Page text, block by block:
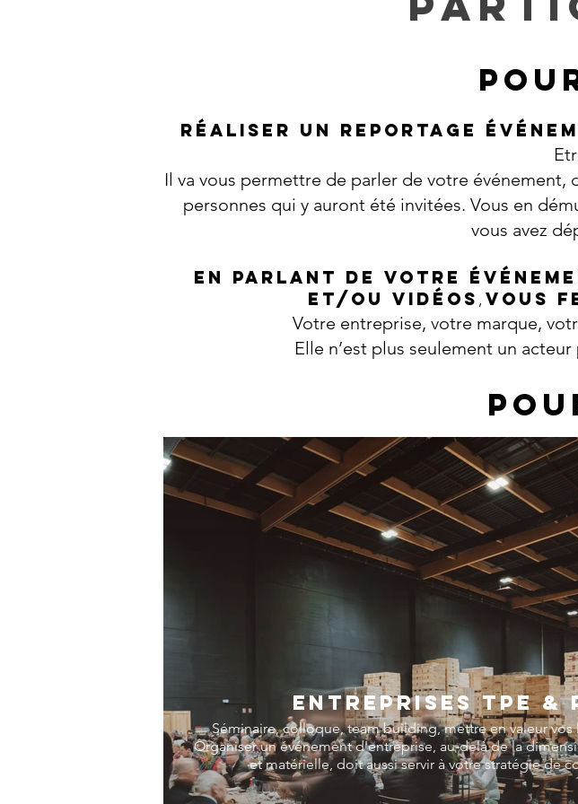
Réaliser un reportage
Il va vous permettre de parler de votre événement,
personnes qui y auront été invitées. Vous en
vous avez
En parlant de votre
et/ou vidéos , vous
Votre entreprise, votre marque,
Elle n’est plus seulement un acteur
ENTREPRISES TPE &
Séminaire, colloque, team building, mettre en valeur vos
Organiser un événement d'entreprise, au-delà de la
et matérielle, doit aussi servir à votre stratégie de